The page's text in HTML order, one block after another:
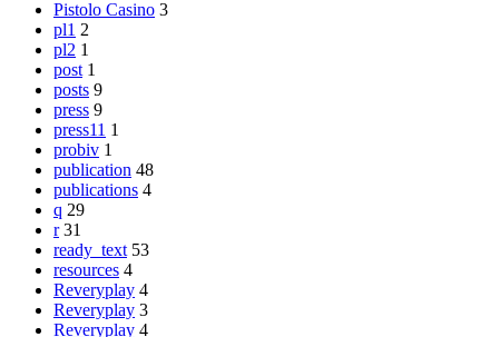
Pistolo Casino 3
pl1 2
pl2 1
post 1
posts 9
press 9
press11 1
probiv 1
publication 48
publications 4
q 29
r 31
ready_text 53
resources 4
Reveryplay 4
Reveryplay 3
Reveryplay 4